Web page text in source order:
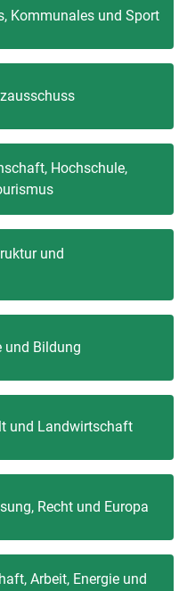
Kommunales und Sport
Hochschule,
und
und Bildung
und Landwirtschaft
Recht und Europa
Arbeit, Energie und